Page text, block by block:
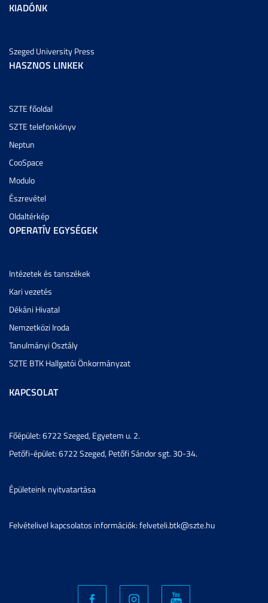
KIADÓNK
Szeged University Press
HASZNOS LINKEK
SZTE főoldal
SZTE telefonkönyv
Neptun
CooSpace
Modulo
Észrevétel
Oldaltérkép
OPERATÍV EGYSÉGEK
Intézetek és tanszékek
Kari vezetés
Dékáni Hivatal
Nemzetközi Iroda
Tanulmányi Osztály
SZTE BTK Hallgatói Önkormányzat
KAPCSOLAT
Főépület: 6722 Szeged, Egyetem u. 2.
Petőfi-épület: 6722 Szeged, Petőfi Sándor sgt. 30-34.
Épületeink nyitvatartása
Felvételivel kapcsolatos információk: felveteli.btk@szte.hu